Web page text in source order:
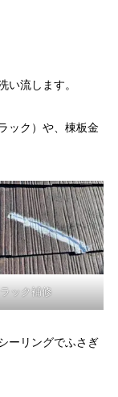
い流します。
ック）や、棟板金
ック補修
ーリングでふさぎ